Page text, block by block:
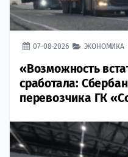
07-08-2026 ЭКОНОМИКА
«Возможность
сработала:
перевозчика ГК